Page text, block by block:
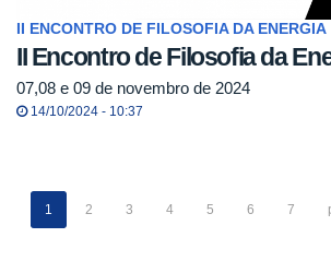
II ENCONTRO DE FILOSOFIA DA ENERGIA
II Encontro de Filosofia da
07,08 e 09 de novembro de 2024
14/10/2024 - 10:37
1 2 3 4 5 6 7